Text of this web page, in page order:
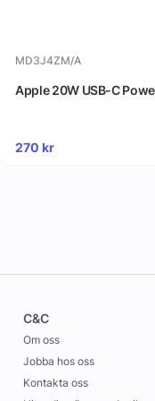
MD3J4ZM/A
Apple 20W USB-C
270 kr
C&C
Om oss
Jobba hos oss
Kontakta oss